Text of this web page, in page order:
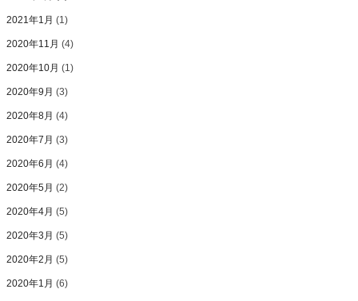
2021年1月 (1)
2020年11月 (4)
2020年10月 (1)
2020年9月 (3)
2020年8月 (4)
2020年7月 (3)
2020年6月 (4)
2020年5月 (2)
2020年4月 (5)
2020年3月 (5)
2020年2月 (5)
2020年1月 (6)